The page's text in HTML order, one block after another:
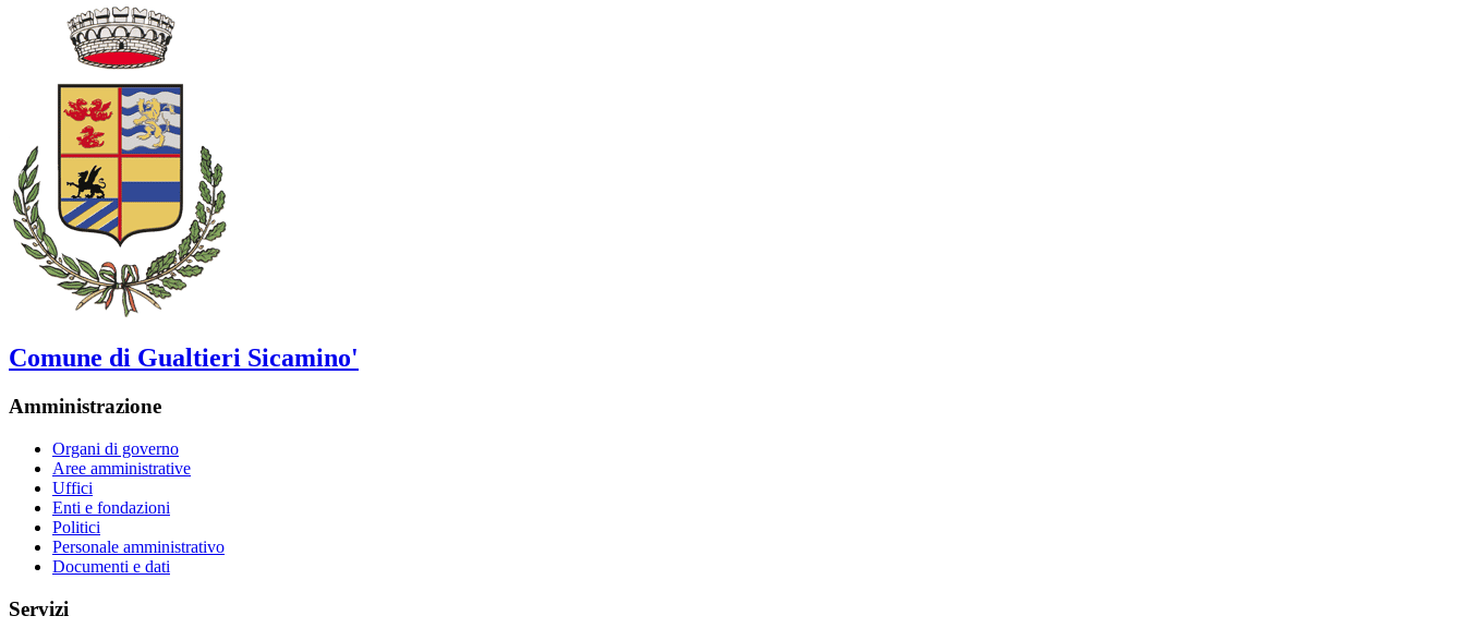
Comune di Gualtieri Sicamino'
Amministrazione
Organi di governo
Aree amministrative
Uffici
Enti e fondazioni
Politici
Personale amministrativo
Documenti e dati
Servizi